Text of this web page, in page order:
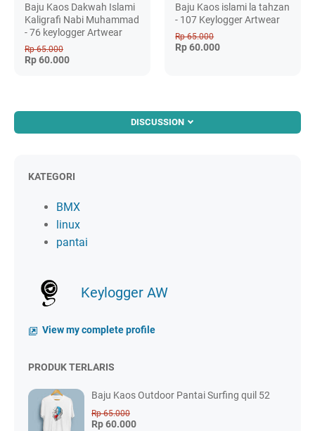
Baju Kaos Dakwah Islami
Kaligrafi Nabi Muhammad
- 76 keylogger Artwear
Rp 65.000
Rp 60.000
Baju Kaos islami la tahzan
- 107 Keylogger Artwear
Rp 65.000
Rp 60.000
DISCUSSION
KATEGORI
BMX
linux
pantai
Keylogger AW
View my complete profile
PRODUK TERLARIS
Baju Kaos Outdoor Pantai Surfing quil 52
Rp 65.000
Rp 60.000